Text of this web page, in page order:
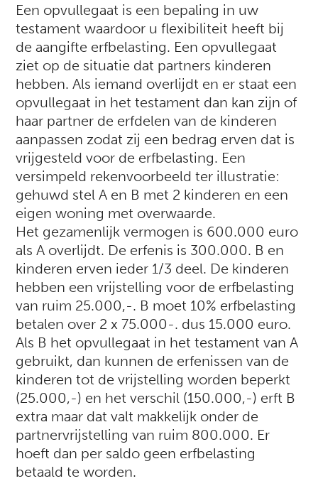
Een opvullegaat is een bepaling in uw
testament waardoor u flexibiliteit heeft bij
de aangifte erfbelasting. Een opvullegaat
ziet op de situatie dat partners kinderen
hebben. Als iemand overlijdt en er staat een
opvullegaat in het testament dan kan zijn of
haar partner de erfdelen van de kinderen
aanpassen zodat zij een bedrag erven dat is
vrijgesteld voor de erfbelasting. Een
versimpeld rekenvoorbeeld ter illustratie:
gehuwd stel A en B met 2 kinderen en een
eigen woning met overwaarde.
Het gezamenlijk vermogen is 600.000 euro
als A overlijdt. De erfenis is 300.000. B en
kinderen erven ieder 1/3 deel. De kinderen
hebben een vrijstelling voor de erfbelasting
van ruim 25.000,-. B moet 10% erfbelasting
betalen over 2 x 75.000-. dus 15.000 euro.
Als B het opvullegaat in het testament van A
gebruikt, dan kunnen de erfenissen van de
kinderen tot de vrijstelling worden beperkt
(25.000,-) en het verschil (150.000,-) erft B
extra maar dat valt makkelijk onder de
partnervrijstelling van ruim 800.000. Er
hoeft dan per saldo geen erfbelasting
betaald te worden.